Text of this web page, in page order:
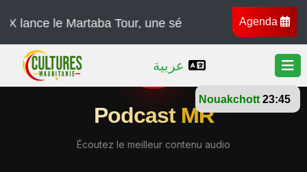
Agenda
lance le Martaba Tour, une série de concerts à travers
Nouakchott 23:45
عربية
Podcast MR
Écoutez le meilleur contenu audio